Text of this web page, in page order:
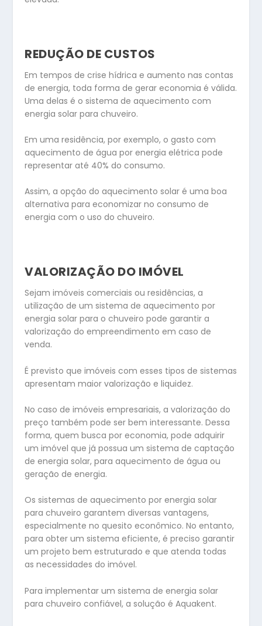
REDUÇÃO DE CUSTOS
Em tempos de crise hídrica e aumento nas contas
de energia, toda forma de gerar economia é válida.
Uma delas é o sistema de aquecimento com
energia solar para chuveiro.
Em uma residência, por exemplo, o gasto com
aquecimento de água por energia elétrica pode
representar até 40% do consumo.
Assim, a opção do aquecimento solar é uma boa
alternativa para economizar no consumo de
energia com o uso do chuveiro.
VALORIZAÇÃO DO IMÓVEL
Sejam imóveis comerciais ou residências, a
utilização de um sistema de aquecimento por
energia solar para o chuveiro pode garantir a
valorização do empreendimento em caso de
venda.
É previsto que imóveis com esses tipos de sistemas
apresentam maior valorização e liquidez.
No caso de imóveis empresariais, a valorização do
preço também pode ser bem interessante. Dessa
forma, quem busca por economia, pode adquirir
um imóvel que já possua um sistema de captação
de energia solar, para aquecimento de água ou
geração de energia.
Os sistemas de aquecimento por energia solar
para chuveiro garantem diversas vantagens,
especialmente no quesito econômico. No entanto,
para obter um sistema eficiente, é preciso garantir
um projeto bem estruturado e que atenda todas
as necessidades do imóvel.
Para implementar um sistema de energia solar
para chuveiro confiável, a solução é Aquakent.